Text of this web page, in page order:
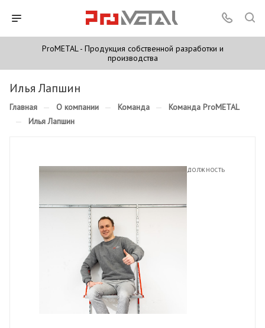
ProMETAL - Продукция собственной разработки и
производства
Илья Лапшин
Главная — О компании — Команда — Команда ProMETAL
— Илья Лапшин
ДОЛЖНОСТЬ